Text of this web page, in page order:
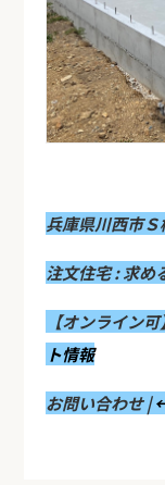
兵庫県川西市
注文住宅 : 求め
【オンライン
ト情報
お問い合わせ |